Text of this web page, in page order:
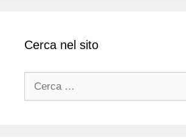
Cerca nel sito